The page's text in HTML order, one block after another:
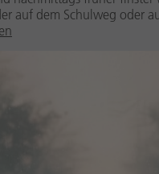
auf dem Schulweg oder